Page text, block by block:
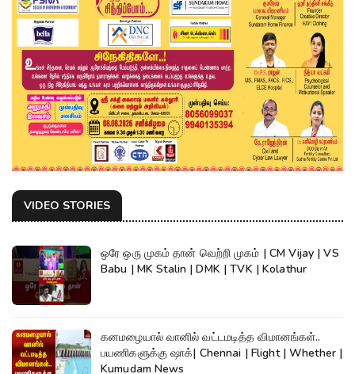
VIDEO STORIES
ஒரே ஒரு முகம் தான் வெற்றி முகம் | CM Vijay | VS
Babu | MK Stalin | DMK | TVK | Kolathur
கனமழையால் வானில் வட்டமடித்த விமானங்கள்..
பயணிகளுக்கு ஷாக்| Chennai | Flight | Whether |
Kumudam News